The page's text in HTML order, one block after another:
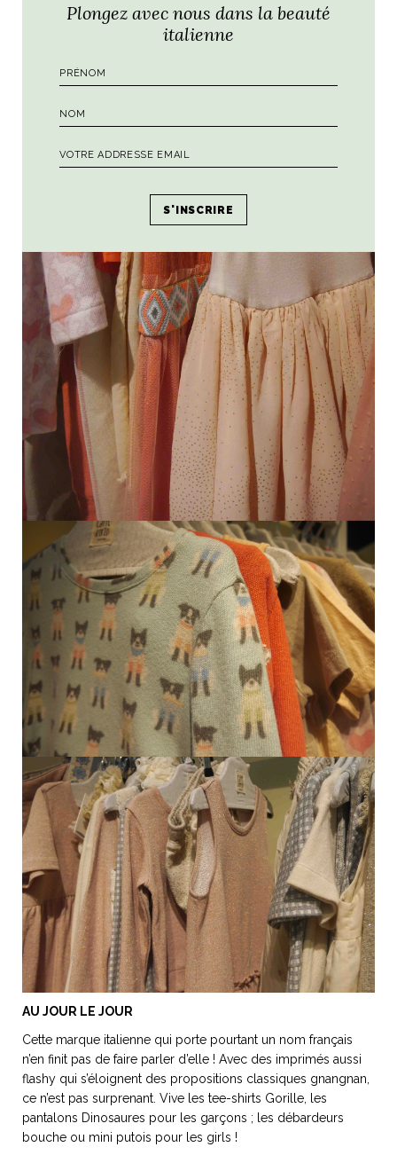
AU JOUR LE JOUR
Cette marque italienne qui porte pourtant un nom français
n’en finit pas de faire parler d’elle ! Avec des imprimés aussi
flashy qui s’éloignent des propositions classiques gnangnan,
ce n’est pas surprenant. Vive les tee-shirts Gorille, les
pantalons Dinosaures pour les garçons ; les débardeurs
bouche ou mini putois pour les girls !
Plongez avec nous dans la beauté
italienne